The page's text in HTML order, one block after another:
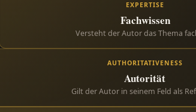
EXPERTISE
Fachwissen
Versteht der Autor das Thema
AUTHORITATIVENESS
Autorität
Gilt der Autor in seinem Feld als